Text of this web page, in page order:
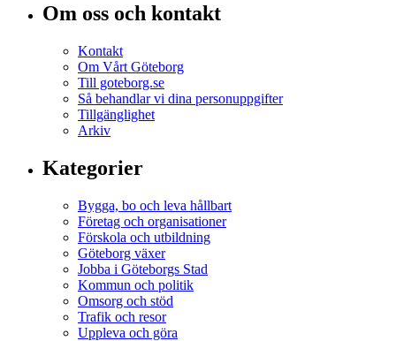
Om oss och kontakt
Kontakt
Om Vårt Göteborg
Till goteborg.se
Så behandlar vi dina personuppgifter
Tillgänglighet
Arkiv
Kategorier
Bygga, bo och leva hållbart
Företag och organisationer
Förskola och utbildning
Göteborg växer
Jobba i Göteborgs Stad
Kommun och politik
Omsorg och stöd
Trafik och resor
Uppleva och göra